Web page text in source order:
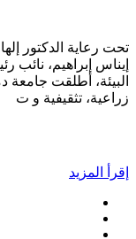
تحت رعاية الدكتور
إيناس إبراهيم، نائب
البيئة، أطلقت جامعة
زراعية، تثقيفية و ت
إقرأ المزيد